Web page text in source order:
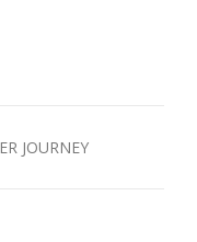
JOURNEY